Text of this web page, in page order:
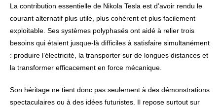
La contribution essentielle de Nikola Tesla est d’avoir rendu le
courant alternatif plus utile, plus cohérent et plus facilement
exploitable. Ses systèmes polyphasés ont aidé à relier trois
besoins qui étaient jusque-là difficiles à satisfaire simultanément
: produire l’électricité, la transporter sur de longues distances et
la transformer efficacement en force mécanique.
Son héritage ne tient donc pas seulement à des démonstrations
spectaculaires ou à des idées futuristes. Il repose surtout sur